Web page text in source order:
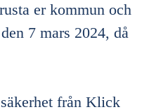
er kommun och
7 mars 2024, då
från Klick